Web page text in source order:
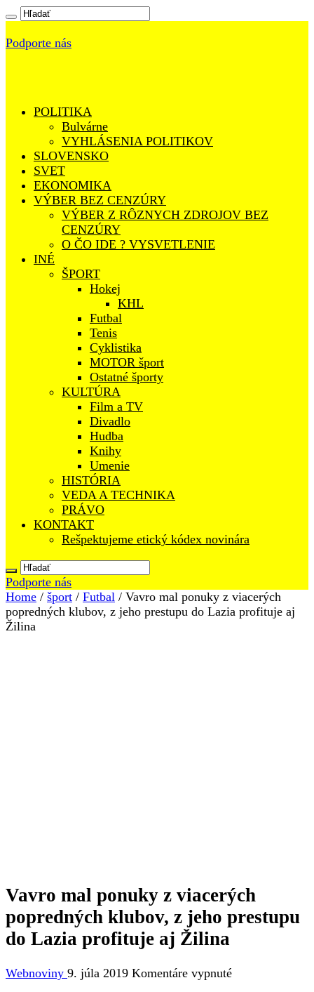
Podporte nás
POLITIKA
Bulvárne
VYHLÁSENIA POLITIKOV
SLOVENSKO
SVET
EKONOMIKA
VÝBER BEZ CENZÚRY
VÝBER Z RÔZNYCH ZDROJOV BEZ
CENZÚRY
O ČO IDE ? VYSVETLENIE
INÉ
ŠPORT
Hokej
KHL
Futbal
Tenis
Cyklistika
MOTOR šport
Ostatné športy
KULTÚRA
Film a TV
Divadlo
Hudba
Knihy
Umenie
HISTÓRIA
VEDA A TECHNIKA
PRÁVO
KONTAKT
Rešpektujeme etický kódex novinára
Podporte nás
Home / šport / Futbal / Vavro mal ponuky z viacerých
popredných klubov, z jeho prestupu do Lazia profituje aj
Žilina
Vavro mal ponuky z viacerých
popredných klubov, z jeho prestupu
do Lazia profituje aj Žilina
Webnoviny 9. júla 2019 Komentáre vypnuténa